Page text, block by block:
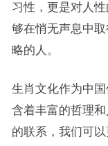
习性，更是对人
够在悄无声息中
略的人。
生肖文化作为中
含着丰富的哲理
的联系，我们可